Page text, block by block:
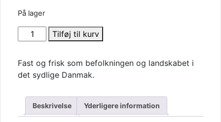
På lager
Krenkerup
-
antal
Tilføj til kurv
Fast og frisk som befolkningen og landskabet i
det sydlige Danmak.
Beskrivelse Yderligere information